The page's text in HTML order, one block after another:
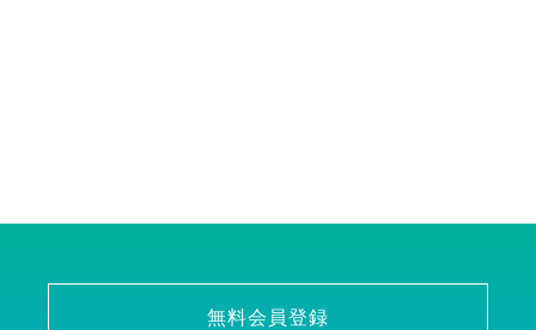
無料会員登録